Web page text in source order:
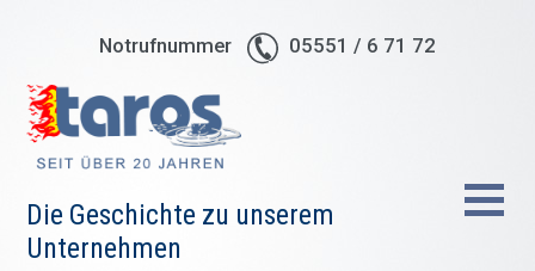
Notrufnummer 05551 / 6 71 72
Die Geschichte zu unserem
Unternehmen